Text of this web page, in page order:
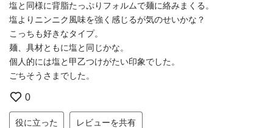
塩と同様に背脂たっぷりフォルムで麺に絡みまくる。
塩よりニンニク風味を強く感じるが気のせいかな？
こっちも好きなタイプ。
麺、具材ともに塩と同じかな。
個人的には塩と甲乙つけがたい印象でした。
ごちそうさまでした。
0
役に立った レビューを共有